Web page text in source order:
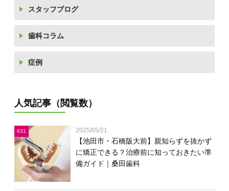
スタッフブログ
歯科コラム
症例
人気記事（閲覧数）
631 2025/05/21
【池田市・石橋阪大前】親知らずを抜かず
に矯正できる？治療前に知っておきたい準
備ガイド｜桑田歯科